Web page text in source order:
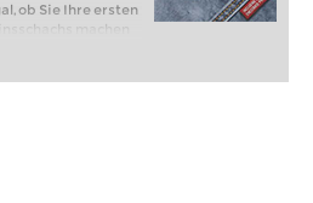
ob Sie Ihre ersten
machen
spielen: Mit
intelligenter und